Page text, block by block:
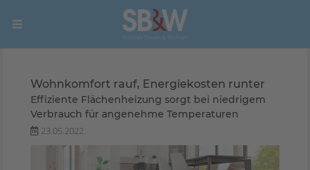
Wohnkomfort rauf, Energiekosten runter
Effiziente Flächenheizung sorgt bei niedrigem
Verbrauch für angenehme Temperaturen
23.05.2022